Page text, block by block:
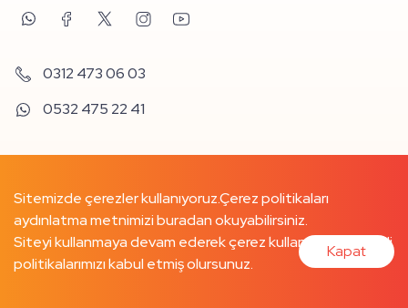
0312 473 06 03
0532 475 22 41
Sitemizde çerezler kullanıyoruz.Çerez politikaları
aydınlatma metnimizi buradanokuyabilirsiniz.
Siteyi kullanmaya devam ederek çerez kullanımımızı ve ilgili
politikalarımızı kabul etmiş olursunuz.
Kapat